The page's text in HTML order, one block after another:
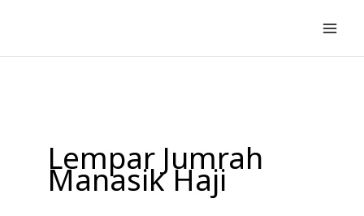
konten
Lempar Jumrah
Manasik Haji